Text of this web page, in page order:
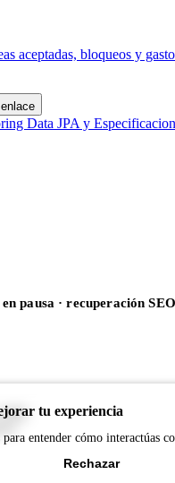
aceptadas, bloqueos y
Data JPA y
pausa · recuperación
2026
tu experiencia
entender cómo interactúas
Rechazar